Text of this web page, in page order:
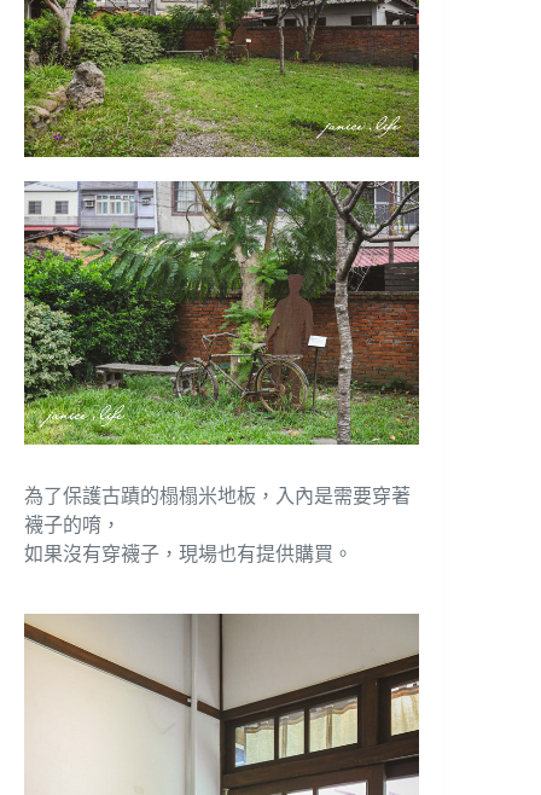
為了保護古蹟的榻榻米地板，入內是需要穿著
襪子的唷，
如果沒有穿襪子，現場也有提供購買。